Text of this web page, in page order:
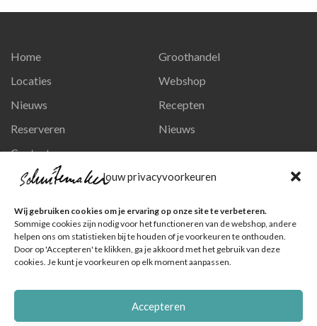
Jouw privacyvoorkeuren
Wij gebruiken cookies om je ervaring op onze site te verbeteren.
Sommige cookies zijn nodig voor het functioneren van de webshop, andere
helpen ons om statistieken bij te houden of je voorkeuren te onthouden.
Door op 'Accepteren' te klikken, ga je akkoord met het gebruik van deze
cookies. Je kunt je voorkeuren op elk moment aanpassen.
Accepteren
Home
Locaties
Nieuws
Reserveren
Contact
Privacy en persoonsgegevens
Groothandel
Webshop
Recepten
Nieuws
Ga naar onze pagina
Volg ons op Instagram
Ga naar onze pagina